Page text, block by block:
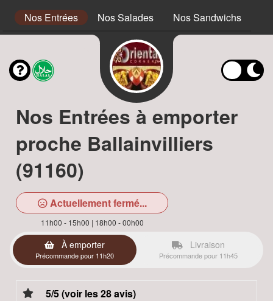
Nos Entrées Nos Salades Nos Sandwichs
Nos Entrées à emporter
proche Ballainvilliers
(91160)
Actuellement fermé...
11h00 - 15h00 | 18h00 - 00h00
À emporter
Précommande pour 11h20
Livraison
Précommande pour 11h45
5/5 (voir les 28 avis)